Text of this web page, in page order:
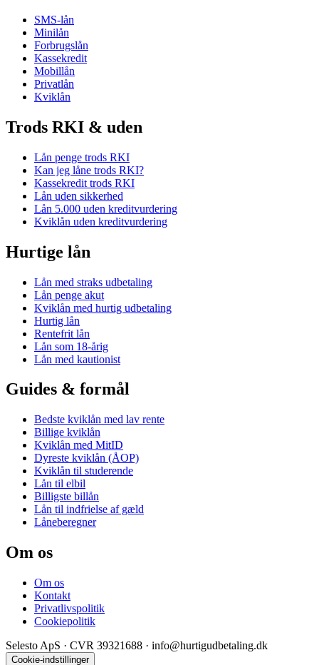
SMS-lån
Minilån
Forbrugslån
Kassekredit
Mobillån
Privatlån
Kviklån
Trods RKI & uden
Lån penge trods RKI
Kan jeg låne trods RKI?
Kassekredit trods RKI
Lån uden sikkerhed
Lån 5.000 uden kreditvurdering
Kviklån uden kreditvurdering
Hurtige lån
Lån med straks udbetaling
Lån penge akut
Kviklån med hurtig udbetaling
Hurtig lån
Rentefrit lån
Lån som 18-årig
Lån med kautionist
Guides & formål
Bedste kviklån med lav rente
Billige kviklån
Kviklån med MitID
Dyreste kviklån (ÅOP)
Kviklån til studerende
Lån til elbil
Billigste billån
Lån til indfrielse af gæld
Låneberegner
Om os
Om os
Kontakt
Privatlivspolitik
Cookiepolitik
Selesto ApS · CVR 39321688 · info@hurtigudbetaling.dk
Cookie-indstillinger